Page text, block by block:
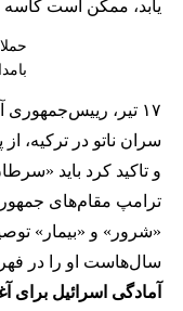
یابد، ممکن است
۱۷ تیر،
سران ناتو در ترکیه، از
و تاکید کرد باید
ترامپ مقام‌های
«شرور» و «بیمار»
سال‌هاست او را در
آمادگی اسرائیل برای